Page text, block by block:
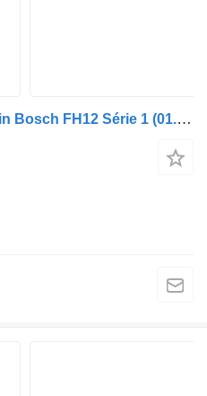
Valve de commande de frein Bosch FH12 Série 1 (01.93-12.02) 0501100019 pour camion Volvo FH12, FH16, NH12, FH, VNL780 (1993-2014)